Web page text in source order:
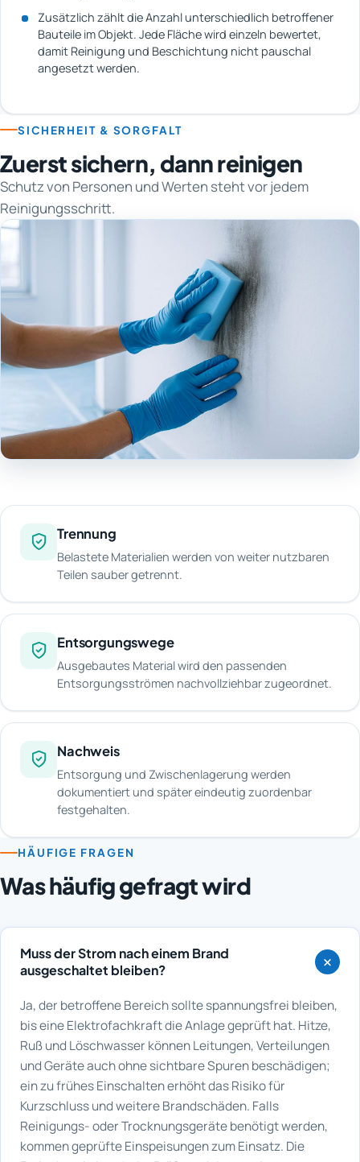
Zusätzlich zählt die Anzahl unterschiedlich betroffener
Bauteile im Objekt. Jede Fläche wird einzeln bewertet,
damit Reinigung und Beschichtung nicht pauschal
angesetzt werden.
SICHERHEIT & SORGFALT
Zuerst sichern, dann reinigen
Schutz von Personen und Werten steht vor jedem
Reinigungsschritt.
Trennung
Belastete Materialien werden von weiter nutzbaren
Teilen sauber getrennt.
Entsorgungswege
Ausgebautes Material wird den passenden
Entsorgungsströmen nachvollziehbar zugeordnet.
Nachweis
Entsorgung und Zwischenlagerung werden
dokumentiert und später eindeutig zuordenbar
festgehalten.
HÄUFIGE FRAGEN
Was häufig gefragt wird
Muss der Strom nach einem Brand
ausgeschaltet bleiben?
Ja, der betroffene Bereich sollte spannungsfrei bleiben,
bis eine Elektrofachkraft die Anlage geprüft hat. Hitze,
Ruß und Löschwasser können Leitungen, Verteilungen
und Geräte auch ohne sichtbare Spuren beschädigen;
ein zu frühes Einschalten erhöht das Risiko für
Kurzschluss und weitere Brandschäden. Falls
Reinigungs- oder Trocknungsgeräte benötigt werden,
kommen geprüfte Einspeisungen zum Einsatz. Die